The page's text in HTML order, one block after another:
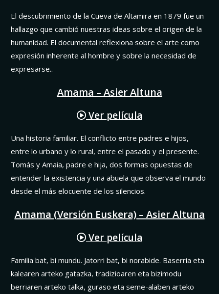
El descubrimiento de la Cueva de Altamira en 1879 fue un
hallazgo que cambió nuestras ideas sobre el origen de la
humanidad. El documental reflexiona sobre el arte como
expresión inherente al hombre y sobre la necesidad de
expresarse..
Amama – Asier Altuna
Ver película
Una historia familiar. El conflicto entre padres e hijos,
entre lo urbano y lo rural, entre el pasado y el presente.
Tomás y Amaia, padre e hija, dos formas opuestas de
entender la existencia y una abuela que observa el mundo
desde el más elocuente de los silencios.
Amama (Versión Euskera) – Asier Altuna
Ver película
Familia bat, bi mundu. Jatorri bat, bi norabide. Baserria eta
kalearen arteko gatazka, tradizioaren eta bizimodu
berriaren arteko talka, guraso eta seme-alaben arteko